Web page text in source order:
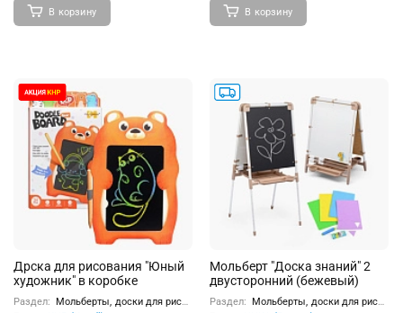
В корзину В корзину
Дрска для рисования "Юный
художник" в коробке
Раздел:
Мольберты, доски для рисования
Мольберт "Доска знаний" 2
двусторонний (бежевый)
Раздел:
Мольберты, доски для рисования